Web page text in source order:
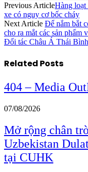
Previous ArticleHàng loạt
xe có nguy cơ bốc cháy
Next Article Để nắm bắt
cho ra mắt các sản phẩm
Đối tác Châu Á Thái
Related Posts
404 – Media
07/08/2026
Mở rộng chân
Uzbekistan
tại CUHK